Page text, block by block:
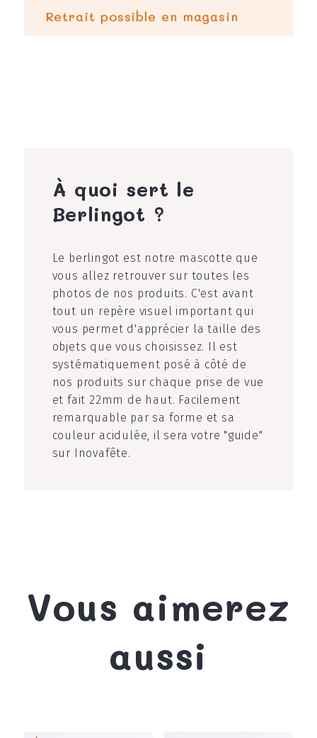
Retrait possible en magasin
À quoi sert le
Berlingot ?
Le berlingot est notre mascotte que
vous allez retrouver sur toutes les
photos de nos produits. C'est avant
tout un repère visuel important qui
vous permet d'apprécier la taille des
objets que vous choisissez. Il est
systématiquement posé à côté de
nos produits sur chaque prise de vue
et fait 22mm de haut. Facilement
remarquable par sa forme et sa
couleur acidulée, il sera votre "guide"
sur Inovafête.
Vous aimerez
aussi